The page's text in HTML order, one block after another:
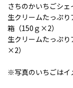
さちのかいちごシ
生クリームたっぷ
箱（150ｇ×2）
生クリームたっぷ
×2）
※写真のいちごはイ